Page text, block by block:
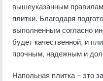
вышеуказанным
плитки. Благодаря
выполненным согласно
будет качественной, и
прочным, надежным и
Напольная плитка – это